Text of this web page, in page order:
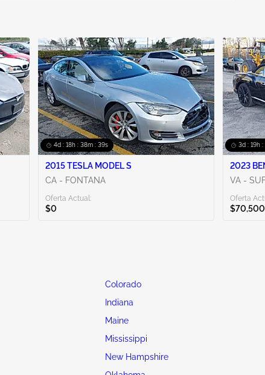
4d : 18h : 38m : 38s
2015 TESLA MODEL S
CA - FONTANA
Oferta Actual:
$0
3d : 19h
2023
VA -
Oferta
$70,500
Colorado
Indiana
Maine
Mississippi
New Hampshire